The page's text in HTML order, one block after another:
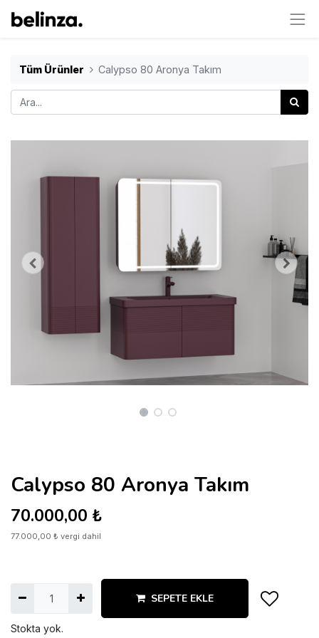
Tüm Ürünler Calypso 80 Aronya Takım
Calypso 80 Aronya Takım
70.000,00 ₺
77.000,00 ₺ vergi dahil
SEPETE EKLE
Stokta yok.